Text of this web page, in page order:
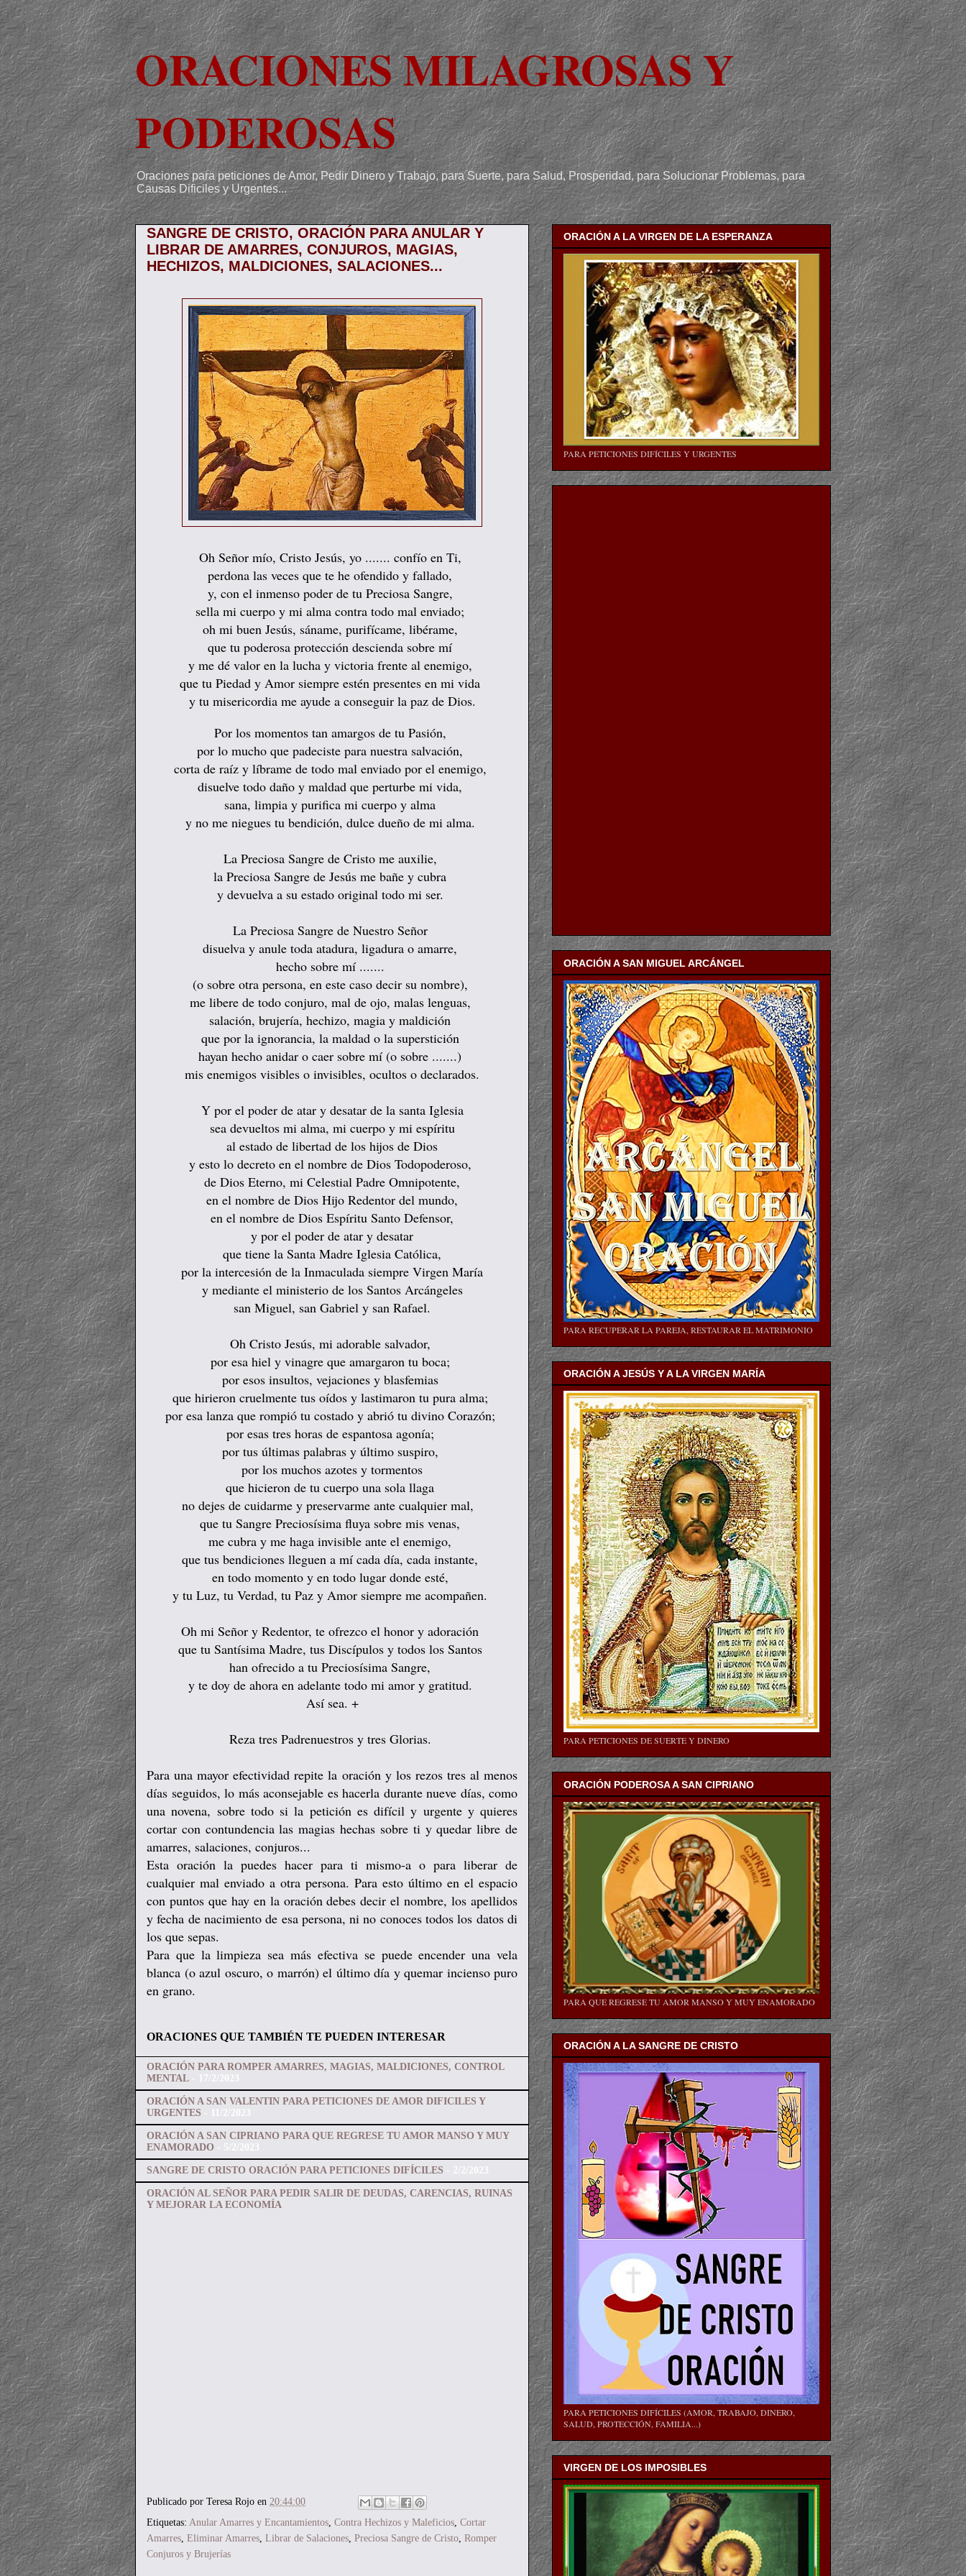
ORACIONES MILAGROSAS Y
PODEROSAS
Oraciones para peticiones de Amor, Pedir Dinero y Trabajo, para Suerte, para Salud, Prosperidad, para Solucionar Problemas, para
Causas Dificiles y Urgentes...
SANGRE DE CRISTO, ORACIÓN PARA ANULAR Y
LIBRAR DE AMARRES, CONJUROS, MAGIAS,
HECHIZOS, MALDICIONES, SALACIONES...
Oh Señor mío, Cristo Jesús, yo ....... confío en Ti,
perdona las veces que te he ofendido y fallado,
y, con el inmenso poder de tu Preciosa Sangre,
sella mi cuerpo y mi alma contra todo mal enviado;
oh mi buen Jesús, sáname, purifícame, libérame,
que tu poderosa protección descienda sobre mí
y me dé valor en la lucha y victoria frente al enemigo,
que tu Piedad y Amor siempre estén presentes en mi vida
y tu misericordia me ayude a conseguir la paz de Dios.
Por los momentos tan amargos de tu Pasión,
por lo mucho que padeciste para nuestra salvación,
corta de raíz y líbrame de todo mal enviado por el enemigo,
disuelve todo daño y maldad que perturbe mi vida,
sana, limpia y purifica mi cuerpo y alma
y no me niegues tu bendición, dulce dueño de mi alma.
La Preciosa Sangre de Cristo me auxilie,
la Preciosa Sangre de Jesús me bañe y cubra
y devuelva a su estado original todo mi ser.
La Preciosa Sangre de Nuestro Señor
disuelva y anule toda atadura, ligadura o amarre,
hecho sobre mí .......
(o sobre otra persona, en este caso decir su nombre),
me libere de todo conjuro, mal de ojo, malas lenguas,
salación, brujería, hechizo, magia y maldición
que por la ignorancia, la maldad o la superstición
hayan hecho anidar o caer sobre mí (o sobre .......)
mis enemigos visibles o invisibles, ocultos o declarados.
Y por el poder de atar y desatar de la santa Iglesia
sea devueltos mi alma, mi cuerpo y mi espíritu
al estado de libertad de los hijos de Dios
y esto lo decreto en el nombre de Dios Todopoderoso,
de Dios Eterno, mi Celestial Padre Omnipotente,
en el nombre de Dios Hijo Redentor del mundo,
en el nombre de Dios Espíritu Santo Defensor,
y por el poder de atar y desatar
que tiene la Santa Madre Iglesia Católica,
por la intercesión de la Inmaculada siempre Virgen María
y mediante el ministerio de los Santos Arcángeles
san Miguel, san Gabriel y san Rafael.
Oh Cristo Jesús, mi adorable salvador,
por esa hiel y vinagre que amargaron tu boca;
por esos insultos, vejaciones y blasfemias
que hirieron cruelmente tus oídos y lastimaron tu pura alma;
por esa lanza que rompió tu costado y abrió tu divino Corazón;
por esas tres horas de espantosa agonía;
por tus últimas palabras y último suspiro,
por los muchos azotes y tormentos
que hicieron de tu cuerpo una sola llaga
no dejes de cuidarme y preservarme ante cualquier mal,
que tu Sangre Preciosísima fluya sobre mis venas,
me cubra y me haga invisible ante el enemigo,
que tus bendiciones lleguen a mí cada día, cada instante,
en todo momento y en todo lugar donde esté,
y tu Luz, tu Verdad, tu Paz y Amor siempre me acompañen.
Oh mi Señor y Redentor, te ofrezco el honor y adoración
que tu Santísima Madre, tus Discípulos y todos los Santos
han ofrecido a tu Preciosísima Sangre,
y te doy de ahora en adelante todo mi amor y gratitud.
Así sea. +
Reza tres Padrenuestros y tres Glorias.
Para una mayor efectividad repite la oración y los rezos tres al menos
días seguidos, lo más aconsejable es hacerla durante nueve días, como
una novena, sobre todo si la petición es difícil y urgente y quieres
cortar con contundencia las magias hechas sobre ti y quedar libre de
amarres, salaciones, conjuros...
Esta oración la puedes hacer para ti mismo-a o para liberar de
cualquier mal enviado a otra persona. Para esto último en el espacio
con puntos que hay en la oración debes decir el nombre, los apellidos
y fecha de nacimiento de esa persona, ni no conoces todos los datos di
los que sepas.
Para que la limpieza sea más efectiva se puede encender una vela
blanca (o azul oscuro, o marrón) el último día y quemar incienso puro
en grano.
ORACIONES QUE TAMBIÉN TE PUEDEN INTERESAR
ORACIÓN PARA ROMPER AMARRES, MAGIAS, MALDICIONES, CONTROL
MENTAL - 17/2/2023
ORACIÓN A SAN VALENTIN PARA PETICIONES DE AMOR DIFICILES Y
URGENTES - 11/2/2023
ORACIÓN A SAN CIPRIANO PARA QUE REGRESE TU AMOR MANSO Y MUY
ENAMORADO - 5/2/2023
SANGRE DE CRISTO ORACIÓN PARA PETICIONES DIFÍCILES - 2/2/2023
ORACIÓN AL SEÑOR PARA PEDIR SALIR DE DEUDAS, CARENCIAS, RUINAS
Y MEJORAR LA ECONOMÍA
Publicado por Teresa Rojo en 20:44:00
Etiquetas: Anular Amarres y Encantamientos, Contra Hechizos y Maleficios, Cortar
Amarres, Eliminar Amarres, Librar de Salaciones, Preciosa Sangre de Cristo, Romper
Conjuros y Brujerías
ORACIÓN A LA VIRGEN DE LA ESPERANZA
PARA PETICIONES DIFÍCILES Y URGENTES
ORACIÓN A SAN MIGUEL ARCÁNGEL
PARA RECUPERAR LA PAREJA, RESTAURAR EL MATRIMONIO
ORACIÓN A JESÚS Y A LA VIRGEN MARÍA
PARA PETICIONES DE SUERTE Y DINERO
ORACIÓN PODEROSA A SAN CIPRIANO
PARA QUE REGRESE TU AMOR MANSO Y MUY ENAMORADO
ORACIÓN A LA SANGRE DE CRISTO
PARA PETICIONES DIFÍCILES (AMOR, TRABAJO, DINERO,
SALUD, PROTECCIÓN, FAMILIA...)
VIRGEN DE LOS IMPOSIBLES